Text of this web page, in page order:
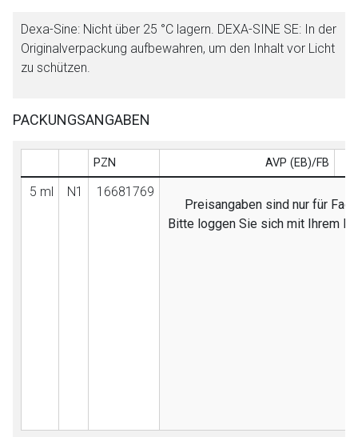
Dexa-Sine: Nicht über 25 °C lagern. DEXA-SINE SE: In der
Originalverpackung aufbewahren, um den Inhalt vor Licht
zu schützen.
PACKUNGSANGABEN
PZN AVP (EB)/FB
5 ml N1
16681769
Preisangaben sind nur für
Bitte loggen Sie sich mit Ihrem